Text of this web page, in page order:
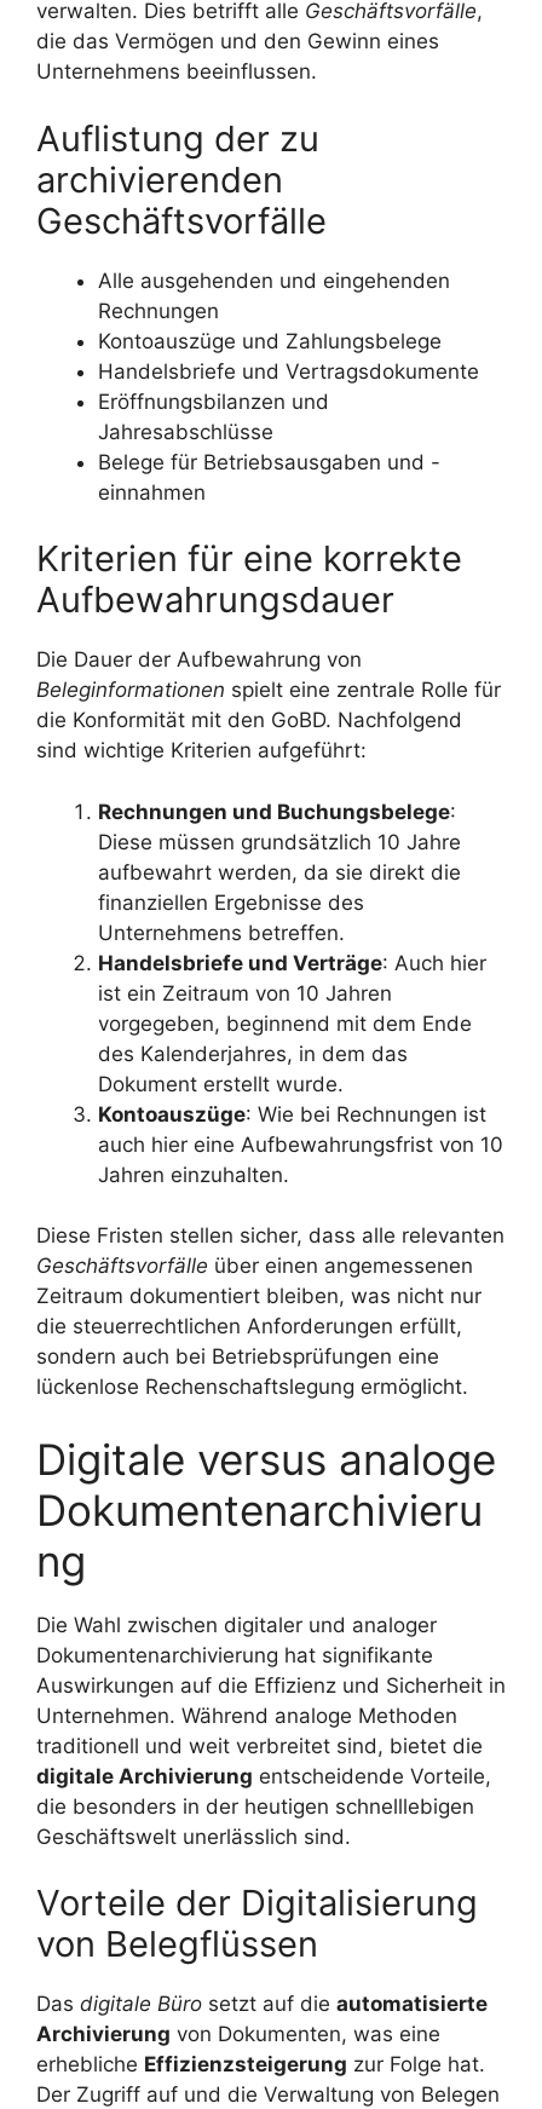
verwalten. Dies betrifft alle Geschäftsvorfälle,
die das Vermögen und den Gewinn eines
Unternehmens beeinflussen.
Auflistung der zu
archivierenden
Geschäftsvorfälle
Alle ausgehenden und eingehenden
Rechnungen
Kontoauszüge und Zahlungsbelege
Handelsbriefe und Vertragsdokumente
Eröffnungsbilanzen und
Jahresabschlüsse
Belege für Betriebsausgaben und -
einnahmen
Kriterien für eine korrekte
Aufbewahrungsdauer
Die Dauer der Aufbewahrung von
Beleginformationen spielt eine zentrale Rolle für
die Konformität mit den GoBD. Nachfolgend
sind wichtige Kriterien aufgeführt:
Rechnungen und Buchungsbelege:
Diese müssen grundsätzlich 10 Jahre
aufbewahrt werden, da sie direkt die
finanziellen Ergebnisse des
Unternehmens betreffen.
Handelsbriefe und Verträge: Auch hier
ist ein Zeitraum von 10 Jahren
vorgegeben, beginnend mit dem Ende
des Kalenderjahres, in dem das
Dokument erstellt wurde.
Kontoauszüge: Wie bei Rechnungen ist
auch hier eine Aufbewahrungsfrist von 10
Jahren einzuhalten.
Diese Fristen stellen sicher, dass alle relevanten
Geschäftsvorfälle über einen angemessenen
Zeitraum dokumentiert bleiben, was nicht nur
die steuerrechtlichen Anforderungen erfüllt,
sondern auch bei Betriebsprüfungen eine
lückenlose Rechenschaftslegung ermöglicht.
Digitale versus analoge
Dokumentenarchivieru
ng
Die Wahl zwischen digitaler und analoger
Dokumentenarchivierung hat signifikante
Auswirkungen auf die Effizienz und Sicherheit in
Unternehmen. Während analoge Methoden
traditionell und weit verbreitet sind, bietet die
digitale Archivierung entscheidende Vorteile,
die besonders in der heutigen schnelllebigen
Geschäftswelt unerlässlich sind.
Vorteile der Digitalisierung
von Belegflüssen
Das digitale Büro setzt auf die automatisierte
Archivierung von Dokumenten, was eine
erhebliche Effizienzsteigerung zur Folge hat.
Der Zugriff auf und die Verwaltung von Belegen